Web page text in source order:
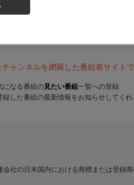
ャンネルを網羅した番組表サイトで
になる番組の 見たい番組 一覧への登録
録した番組の最新情報をお知らせしてくれ
社の日本国内における商標または登録商